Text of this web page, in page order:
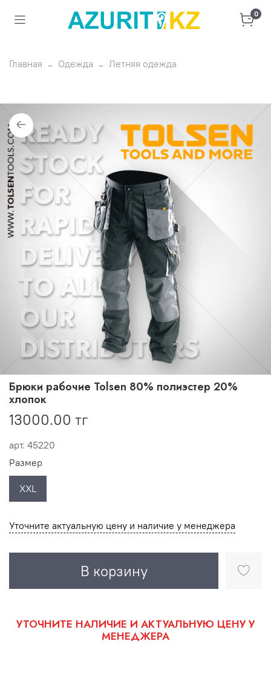
0
Главная Одежда Летняя одежда
арт. 45220
Брюки рабочие Tolsen 80% полиэстер 20%
хлопок
13000.00 тг
Уточните актуальную цену и наличие у менеджера
В корзину
Размер
XXL
УТОЧНИТЕ НАЛИЧИЕ И АКТУАЛЬНУЮ ЦЕНУ У
МЕНЕДЖЕРА